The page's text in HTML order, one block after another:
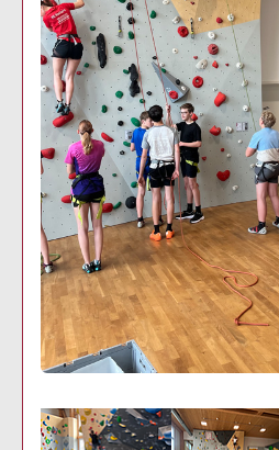
Show larger versionShow larger